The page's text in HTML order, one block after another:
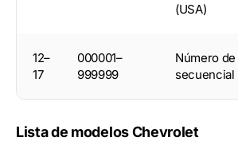
(USA)
12–
17
000001–
999999
Número
secuencial
Lista de modelos Chevrolet